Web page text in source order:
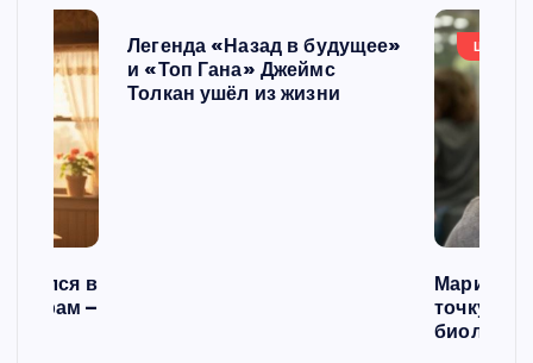
в
–
Легенда «Назад в будущее»
и «Топ Гана» Джеймс
Толкан ушёл из жизни
Мария
точку в